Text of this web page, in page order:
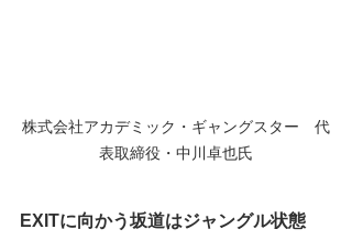
株式会社アカデミック・ギャングスター　代
表取締役・中川卓也氏
EXITに向かう坂道はジャングル状態